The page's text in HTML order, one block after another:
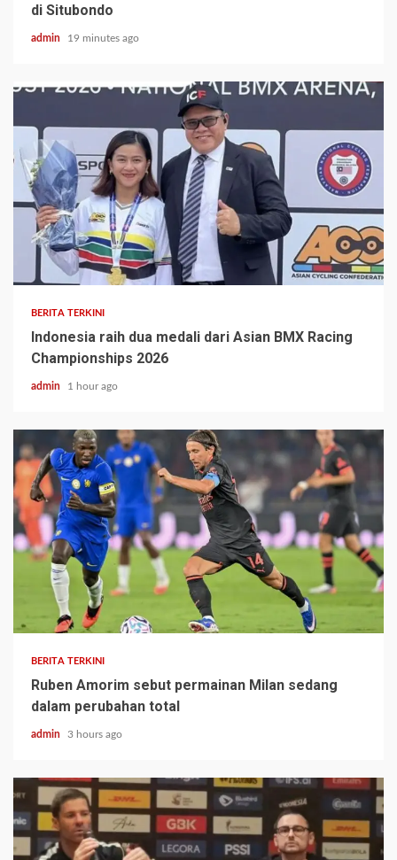
di Situbondo
admin 19 minutes ago
BERITA TERKINI
Indonesia raih dua medali dari Asian BMX Racing
Championships 2026
admin 1 hour ago
BERITA TERKINI
Ruben Amorim sebut permainan Milan sedang
dalam perubahan total
admin 3 hours ago